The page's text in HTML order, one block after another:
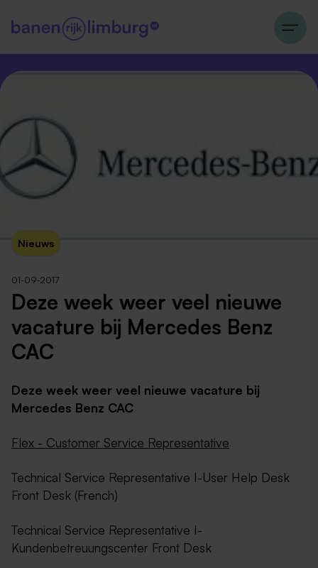
Nieuws
01-09-2017
Deze week weer veel nieuwe
vacature bij Mercedes Benz
CAC
Deze week weer veel nieuwe vacature bij
Mercedes Benz CAC
Flex - Customer Service Representative
Technical Service Representative I-User Help Desk
Front Desk (French)
Technical Service Representative I-
Kundenbetreuungscenter Front Desk